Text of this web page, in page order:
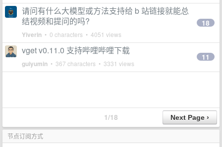
请问有什么大模型或方法支持给 b 站链接就能总
结视频和提问的吗?
Yiverin • 0 characters • 4051 views
18
vget v0.11.0 支持哔哩哔哩下载
guiyumin • 367 characters • 3331 views
11
1/18
节点订阅方式